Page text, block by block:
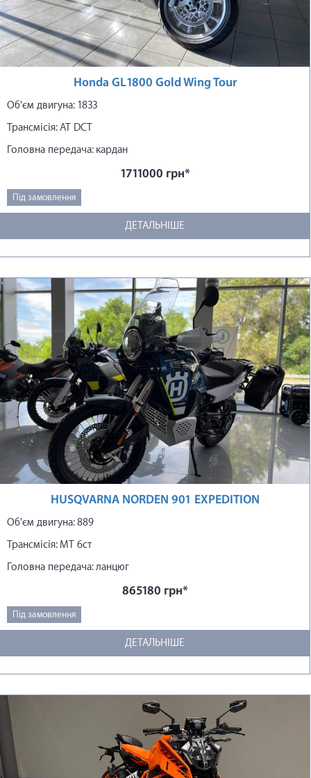
Honda GL1800 Gold Wing Tour
Об'єм двигуна: 1833
Трансмісія: АТ DCT
Головна передача: кардан
1711000 грн*
Під замовлення
ДЕТАЛЬНІШЕ
HUSQVARNA NORDEN 901 EXPEDITION
Об'єм двигуна: 889
Трансмісія: МТ 6ст
Головна передача: ланцюг
865180 грн*
Під замовлення
ДЕТАЛЬНІШЕ